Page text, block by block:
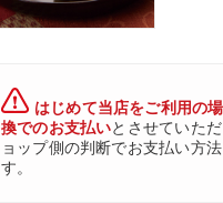
はじめて当店をご利用の
換でのお支払いとさせていた
ョップ側の判断でお支払い方
す。